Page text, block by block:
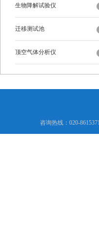
生物降解试验仪
迁移测试池
顶空气体分析仪
咨询热线：020-